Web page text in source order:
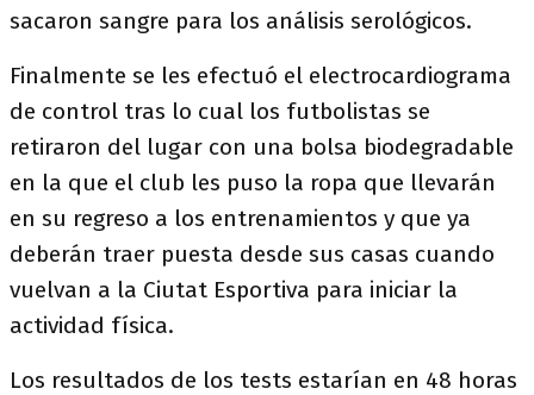
sacaron sangre para los análisis serológicos.
Finalmente se les efectuó el electrocardiograma
de control tras lo cual los futbolistas se
retiraron del lugar con una bolsa biodegradable
en la que el club les puso la ropa que llevarán
en su regreso a los entrenamientos y que ya
deberán traer puesta desde sus casas cuando
vuelvan a la Ciutat Esportiva para iniciar la
actividad física.
Los resultados de los tests estarían en 48 horas